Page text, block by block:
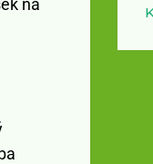
na